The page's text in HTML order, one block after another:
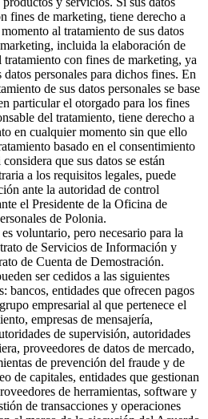
fines de marketing, tiene derecho a
al tratamiento de sus datos
incluida la elaboración de
tratamiento con fines de marketing, ya
personales para dichos fines. En
de sus datos personales se base
particular el otorgado para los fines
del tratamiento, tiene derecho a
en cualquier momento sin que ello
basado en el consentimiento
que sus datos se están
a los requisitos legales, puede
ante la autoridad de control
el Presidente de la Oficina de
de Polonia.
voluntario, pero necesario para la
de Servicios de Información y
de Cuenta de Demostración.
ser cedidos a las siguientes
bancos, entidades que ofrecen pagos
empresarial al que pertenece el
empresas de mensajería,
de supervisión, autoridades
proveedores de datos de mercado,
de prevención del fraude y de
de capitales, entidades que gestionan
de herramientas, software y
de transacciones y operaciones